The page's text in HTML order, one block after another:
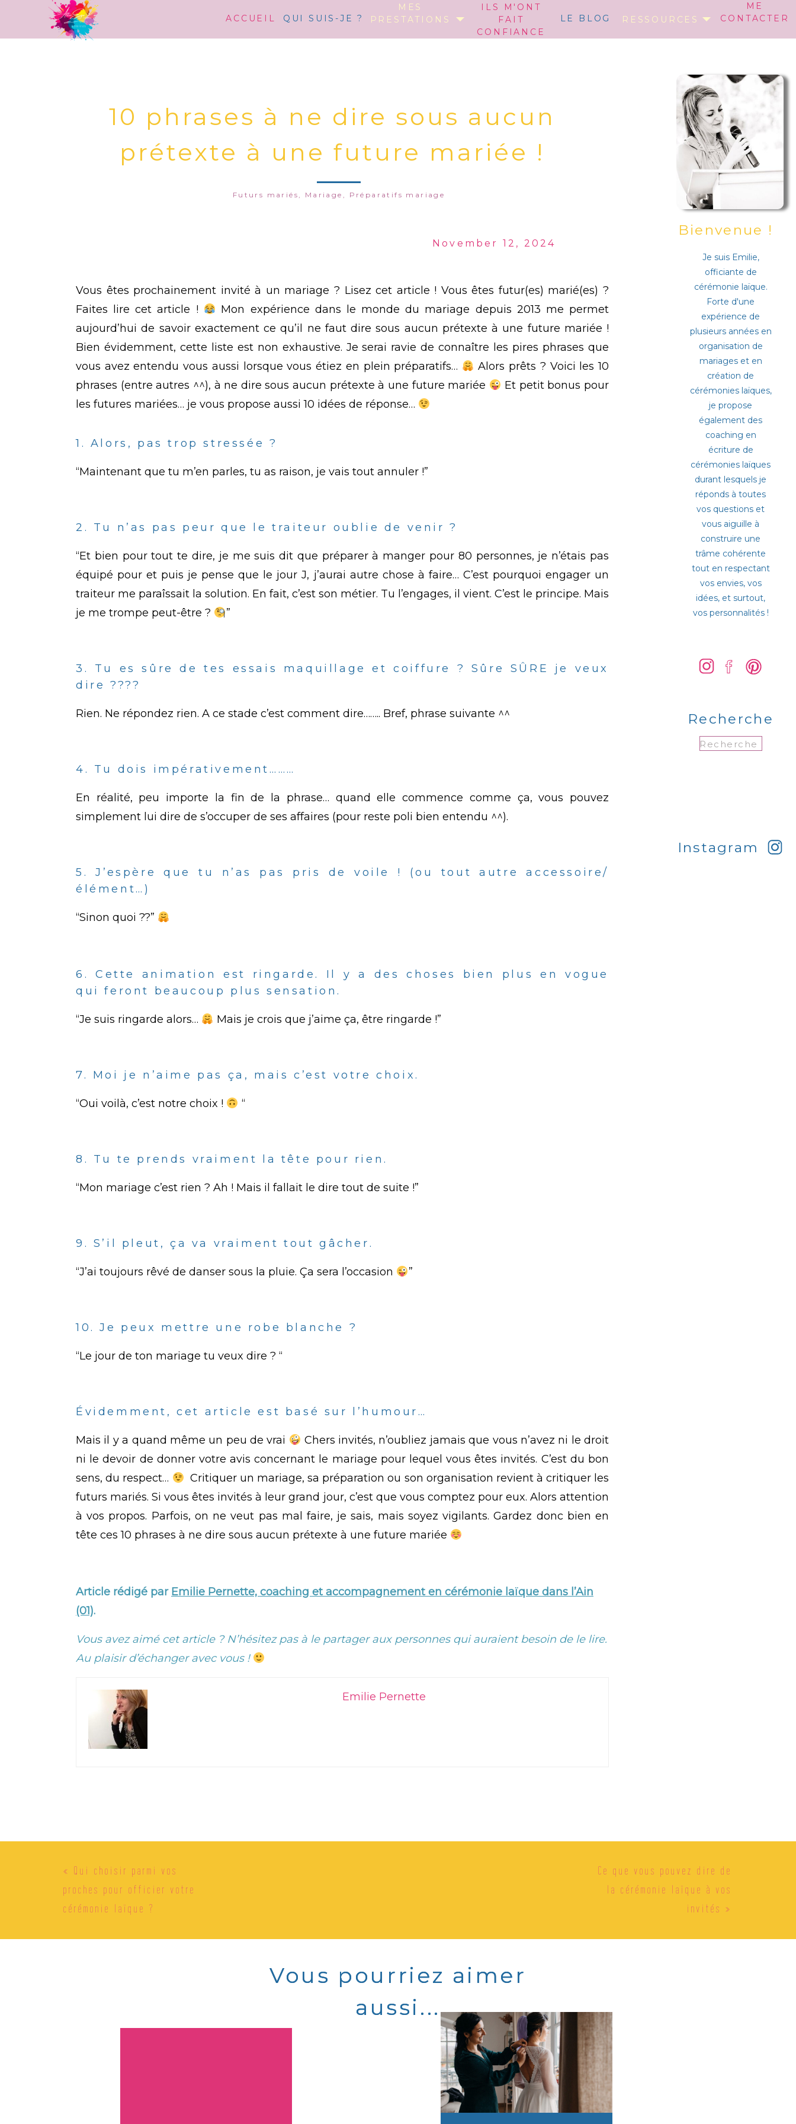
ACCUEIL QUI SUIS-JE ?
MES
PRESTATIONS
ILS M'ONT
FAIT
CONFIANCE
LE BLOG
ME
CONTACTER
RESSOURCES
Bienvenue !
Je suis Emilie,
officiante de
cérémonie laïque.
Forte d'une
expérience de
plusieurs années en
organisation de
mariages et en
création de
cérémonies laïques,
je propose
également des
coaching en
écriture de
cérémonies laïques
durant lesquels je
réponds à toutes
vos questions et
vous aiguille à
construire une
trâme cohérente
tout en respectant
vos envies, vos
idées, et surtout,
vos personnalités !
Search
for:
Instagram
Recherche
10 phrases à ne dire sous aucun
prétexte à une future mariée !
Futurs mariés , Mariage , Préparatifs mariage
November 12, 2024
Vous êtes prochainement invité à un mariage ? Lisez cet article ! Vous êtes futur(es) marié(es) ?
Faites lire cet article !
Mon expérience dans le monde du mariage depuis 2013 me permet
aujourd’hui de savoir exactement ce qu’il ne faut dire sous aucun prétexte à une future mariée !
Bien évidemment, cette liste est non exhaustive. Je serai ravie de connaître les pires phrases que
vous avez entendu vous aussi lorsque vous étiez en plein préparatifs…
Alors prêts ? Voici les 10
phrases (entre autres ^^), à ne dire sous aucun prétexte à une future mariée
Et petit bonus pour
les futures mariées… je vous propose aussi 10 idées de réponse…
1. Alors, pas trop stressée ?
“Maintenant que tu m’en parles, tu as raison, je vais tout annuler !”
2. Tu n’as pas peur que le traiteur oublie de venir ?
“Et bien pour tout te dire, je me suis dit que préparer à manger pour 80 personnes, je n’étais pas
équipé pour et puis je pense que le jour J, j’aurai autre chose à faire… C’est pourquoi engager un
traiteur me paraîssait la solution. En fait, c’est son métier. Tu l’engages, il vient. C’est le principe. Mais
je me trompe peut-être ?
”
3. Tu es sûre de tes essais maquillage et coiffure ? Sûre SÛRE je veux
dire ????
Rien. Ne répondez rien. A ce stade c’est comment dire…….. Bref, phrase suivante ^^
4. Tu dois impérativement………
En réalité, peu importe la fin de la phrase… quand elle commence comme ça, vous pouvez
simplement lui dire de s’occuper de ses affaires (pour reste poli bien entendu ^^).
5. J’espère que tu n’as pas pris de voile ! (ou tout autre accessoire/
élément…)
“Sinon quoi ??”
6. Cette animation est ringarde. Il y a des choses bien plus en vogue
qui feront beaucoup plus sensation.
“Je suis ringarde alors… Mais je crois que j’aime ça, être ringarde !”
7. Moi je n’aime pas ça, mais c’est votre choix.
“Oui voilà, c’est notre choix ! “
8. Tu te prends vraiment la tête pour rien.
“Mon mariage c’est rien ? Ah ! Mais il fallait le dire tout de suite !”
9. S’il pleut, ça va vraiment tout gâcher.
“J’ai toujours rêvé de danser sous la pluie. Ça sera l’occasion ”
10. Je peux mettre une robe blanche ?
“Le jour de ton mariage tu veux dire ? “
Évidemment, cet article est basé sur l’humour…
Mais il y a quand même un peu de vrai
Chers invités, n’oubliez jamais que vous n’avez ni le droit
ni le devoir de donner votre avis concernant le mariage pour lequel vous êtes invités. C’est du bon
sens, du respect…
Critiquer un mariage, sa préparation ou son organisation revient à critiquer les
futurs mariés. Si vous êtes invités à leur grand jour, c’est que vous comptez pour eux. Alors attention
à vos propos. Parfois, on ne veut pas mal faire, je sais, mais soyez vigilants. Gardez donc bien en
tête ces 10 phrases à ne dire sous aucun prétexte à une future mariée
Article rédigé par Emilie Pernette, coaching et accompagnement en cérémonie laïque dans l’Ain
(01).
Vous avez aimé cet article ? N’hésitez pas à le partager aux personnes qui auraient besoin de le lire.
Au plaisir d’échanger avec vous !
Emilie Pernette
Ce que vous pouvez dire de
la cérémonie laïque à vos
invités »
« Qui choisir parmi vos
proches pour officier votre
cérémonie laïque ?
Vous pourriez aimer
aussi...
Vous pourriez aimer
aussi...